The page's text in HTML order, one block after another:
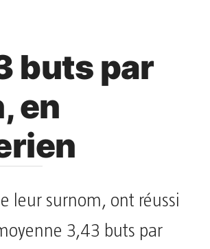
buts par
en
leur surnom, ont réussi
3,43 buts par